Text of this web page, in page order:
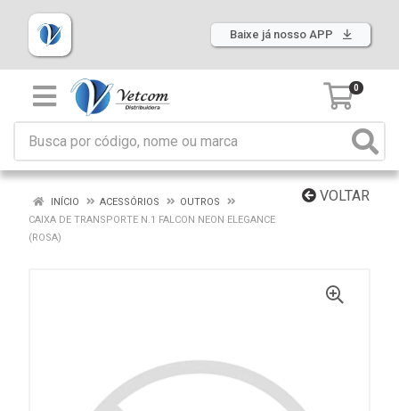
Baixe já nosso APP
0
VOLTAR
INÍCIO ACESSÓRIOS
OUTROS
CAIXA DE TRANSPORTE N.1 FALCON NEON ELEGANCE
(ROSA)